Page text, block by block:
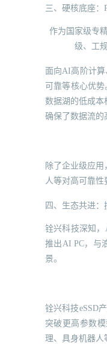
三、硬核底座：
作为国家级专
级、工
面向AI高阶计算
可靠等核心优
数据湖的低成本
确保了数据流的
除了企业级应
人等对高可靠性
四、生态共进
铨兴科技深知
推出AI PC，与
景。
铨兴科技eSSD
突破更高参数
理、具身机器人